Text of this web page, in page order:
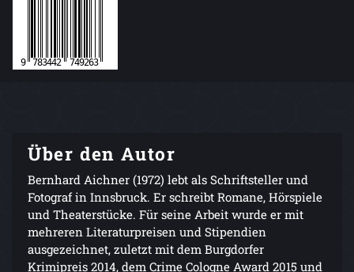
Über den Autor
Bernhard Aichner (1972) lebt als Schriftsteller und
Fotograf in Innsbruck. Er schreibt Romane, Hörspiele
und Theaterstücke. Für seine Arbeit wurde er mit
mehreren Literaturpreisen und Stipendien
ausgezeichnet, zuletzt mit dem Burgdorfer
Krimipreis 2014, dem Crime Cologne Award 2015 und